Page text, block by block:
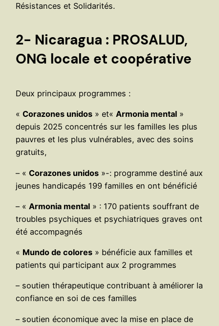
Résistances et Solidarités.
2- Nicaragua : PROSALUD,
ONG locale et coopérative
Deux principaux programmes :
« Corazones unidos » et« Armonia mental »
depuis 2025 concentrés sur les familles les plus
pauvres et les plus vulnérables, avec des soins
gratuits,
– « Corazones unidos »-: programme destiné aux
jeunes handicapés 199 familles en ont bénéficié
– « Armonia mental » : 170 patients souffrant de
troubles psychiques et psychiatriques graves ont
été accompagnés
« Mundo de colores » bénéficie aux familles et
patients qui participant aux 2 programmes
– soutien thérapeutique contribuant à améliorer la
confiance en soi de ces familles
– soutien économique avec la mise en place de